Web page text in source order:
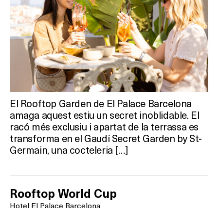
El Rooftop Garden de El Palace Barcelona
amaga aquest estiu un secret inoblidable. El
racó més exclusiu i apartat de la terrassa es
transforma en el Gaudí Secret Garden by St-
Germain, una cocteleria […]
Rooftop World Cup
Hotel El Palace Barcelona